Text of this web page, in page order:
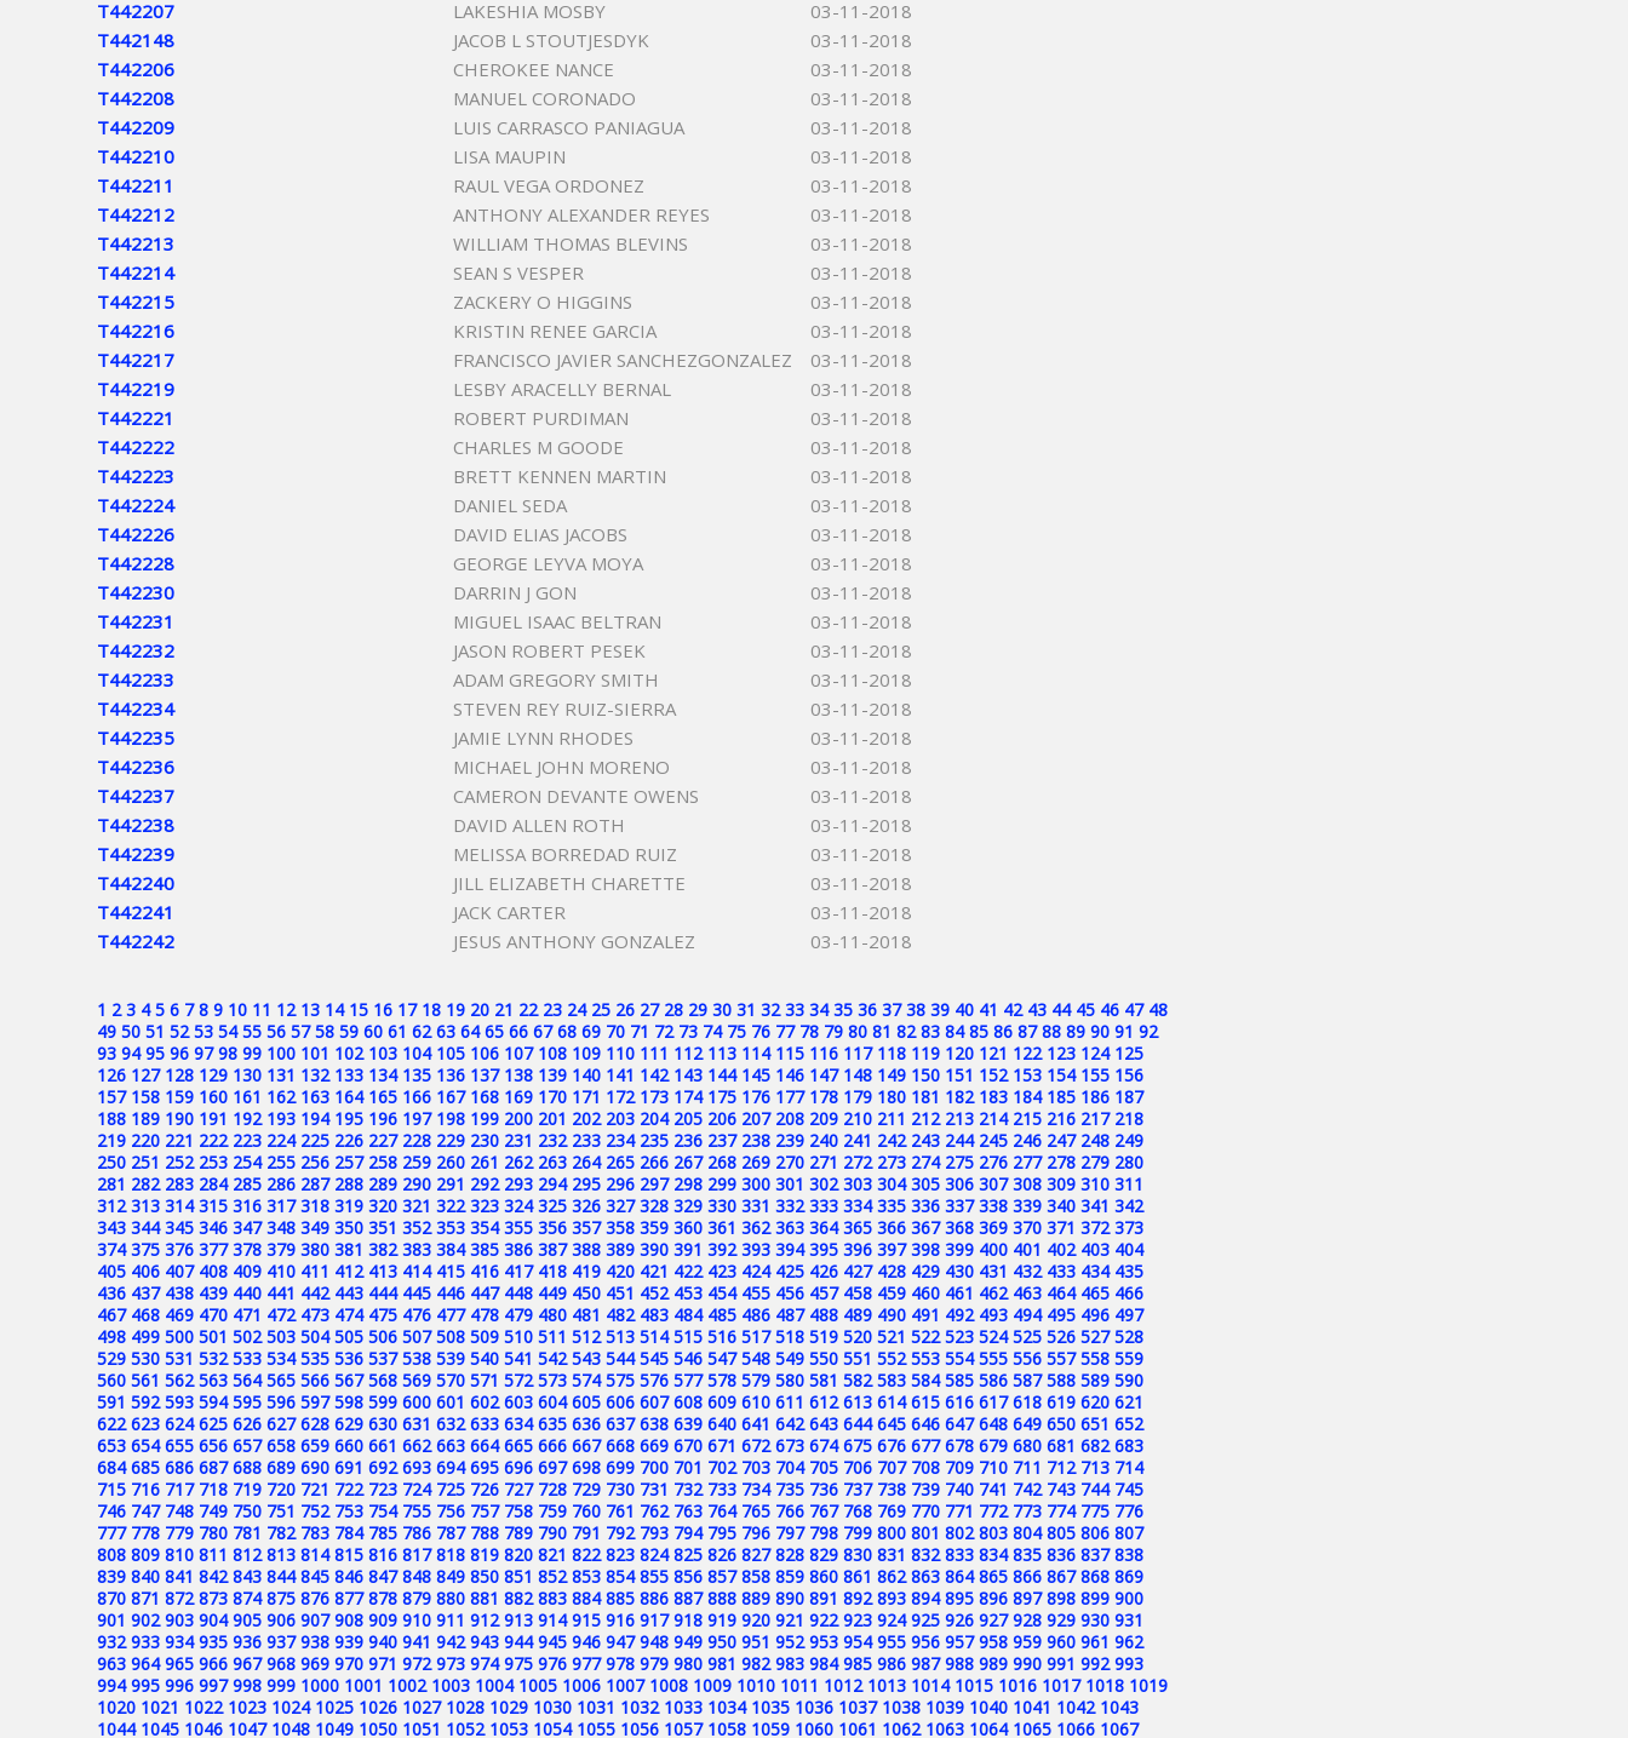
T442207
LAKESHIA MOSBY
03-11-2018
T442148
JACOB L STOUTJESDYK
03-11-2018
T442206
CHEROKEE NANCE
03-11-2018
T442208
MANUEL CORONADO
03-11-2018
T442209
LUIS CARRASCO PANIAGUA
03-11-2018
T442210
LISA MAUPIN
03-11-2018
T442211
RAUL VEGA ORDONEZ
03-11-2018
T442212
ANTHONY ALEXANDER REYES
03-11-2018
T442213
WILLIAM THOMAS BLEVINS
03-11-2018
T442214
SEAN S VESPER
03-11-2018
T442215
ZACKERY O HIGGINS
03-11-2018
T442216
KRISTIN RENEE GARCIA
03-11-2018
T442217
FRANCISCO JAVIER SANCHEZGONZALEZ
03-11-2018
T442219
LESBY ARACELLY BERNAL
03-11-2018
T442221
ROBERT PURDIMAN
03-11-2018
T442222
CHARLES M GOODE
03-11-2018
T442223
BRETT KENNEN MARTIN
03-11-2018
T442224
DANIEL SEDA
03-11-2018
T442226
DAVID ELIAS JACOBS
03-11-2018
T442228
GEORGE LEYVA MOYA
03-11-2018
T442230
DARRIN J GON
03-11-2018
T442231
MIGUEL ISAAC BELTRAN
03-11-2018
T442232
JASON ROBERT PESEK
03-11-2018
T442233
ADAM GREGORY SMITH
03-11-2018
T442234
STEVEN REY RUIZ-SIERRA
03-11-2018
T442235
JAMIE LYNN RHODES
03-11-2018
T442236
MICHAEL JOHN MORENO
03-11-2018
T442237
CAMERON DEVANTE OWENS
03-11-2018
T442238
DAVID ALLEN ROTH
03-11-2018
T442239
MELISSA BORREDAD RUIZ
03-11-2018
T442240
JILL ELIZABETH CHARETTE
03-11-2018
T442241
JACK CARTER
03-11-2018
T442242
JESUS ANTHONY GONZALEZ 03-11-2018
1 2 3 4 5 6 7 8 9 10 11 12 13 14 15 16 17 18 19 20 21 22 23 24 25 26 27 28 29 30 31 32 33 34 35 36 37 38 39 40 41 42 43 44 45 46 47 48
49 50 51 52 53 54 55 56 57 58 59 60 61 62 63 64 65 66 67 68 69 70 71 72 73 74 75 76 77 78 79 80 81 82 83 84 85 86 87 88 89 90 91 92
93 94 95 96 97 98 99 100 101 102 103 104 105 106 107 108 109 110 111 112 113 114 115 116 117 118 119 120 121 122 123 124 125
126 127 128 129 130 131 132 133 134 135 136 137 138 139 140 141 142 143 144 145 146 147 148 149 150 151 152 153 154 155 156
157 158 159 160 161 162 163 164 165 166 167 168 169 170 171 172 173 174 175 176 177 178 179 180 181 182 183 184 185 186 187
188 189 190 191 192 193 194 195 196 197 198 199 200 201 202 203 204 205 206 207 208 209 210 211 212 213 214 215 216 217 218
219 220 221 222 223 224 225 226 227 228 229 230 231 232 233 234 235 236 237 238 239 240 241 242 243 244 245 246 247 248 249
250 251 252 253 254 255 256 257 258 259 260 261 262 263 264 265 266 267 268 269 270 271 272 273 274 275 276 277 278 279 280
281 282 283 284 285 286 287 288 289 290 291 292 293 294 295 296 297 298 299 300 301 302 303 304 305 306 307 308 309 310 311
312 313 314 315 316 317 318 319 320 321 322 323 324 325 326 327 328 329 330 331 332 333 334 335 336 337 338 339 340 341 342
343 344 345 346 347 348 349 350 351 352 353 354 355 356 357 358 359 360 361 362 363 364 365 366 367 368 369 370 371 372 373
374 375 376 377 378 379 380 381 382 383 384 385 386 387 388 389 390 391 392 393 394 395 396 397 398 399 400 401 402 403 404
405 406 407 408 409 410 411 412 413 414 415 416 417 418 419 420 421 422 423 424 425 426 427 428 429 430 431 432 433 434 435
436 437 438 439 440 441 442 443 444 445 446 447 448 449 450 451 452 453 454 455 456 457 458 459 460 461 462 463 464 465 466
467 468 469 470 471 472 473 474 475 476 477 478 479 480 481 482 483 484 485 486 487 488 489 490 491 492 493 494 495 496 497
498 499 500 501 502 503 504 505 506 507 508 509 510 511 512 513 514 515 516 517 518 519 520 521 522 523 524 525 526 527 528
529 530 531 532 533 534 535 536 537 538 539 540 541 542 543 544 545 546 547 548 549 550 551 552 553 554 555 556 557 558 559
560 561 562 563 564 565 566 567 568 569 570 571 572 573 574 575 576 577 578 579 580 581 582 583 584 585 586 587 588 589 590
591 592 593 594 595 596 597 598 599 600 601 602 603 604 605 606 607 608 609 610 611 612 613 614 615 616 617 618 619 620 621
622 623 624 625 626 627 628 629 630 631 632 633 634 635 636 637 638 639 640 641 642 643 644 645 646 647 648 649 650 651 652
653 654 655 656 657 658 659 660 661 662 663 664 665 666 667 668 669 670 671 672 673 674 675 676 677 678 679 680 681 682 683
684 685 686 687 688 689 690 691 692 693 694 695 696 697 698 699 700 701 702 703 704 705 706 707 708 709 710 711 712 713 714
715 716 717 718 719 720 721 722 723 724 725 726 727 728 729 730 731 732 733 734 735 736 737 738 739 740 741 742 743 744 745
746 747 748 749 750 751 752 753 754 755 756 757 758 759 760 761 762 763 764 765 766 767 768 769 770 771 772 773 774 775 776
777 778 779 780 781 782 783 784 785 786 787 788 789 790 791 792 793 794 795 796 797 798 799 800 801 802 803 804 805 806 807
808 809 810 811 812 813 814 815 816 817 818 819 820 821 822 823 824 825 826 827 828 829 830 831 832 833 834 835 836 837 838
839 840 841 842 843 844 845 846 847 848 849 850 851 852 853 854 855 856 857 858 859 860 861 862 863 864 865 866 867 868 869
870 871 872 873 874 875 876 877 878 879 880 881 882 883 884 885 886 887 888 889 890 891 892 893 894 895 896 897 898 899 900
901 902 903 904 905 906 907 908 909 910 911 912 913 914 915 916 917 918 919 920 921 922 923 924 925 926 927 928 929 930 931
932 933 934 935 936 937 938 939 940 941 942 943 944 945 946 947 948 949 950 951 952 953 954 955 956 957 958 959 960 961 962
963 964 965 966 967 968 969 970 971 972 973 974 975 976 977 978 979 980 981 982 983 984 985 986 987 988 989 990 991 992 993
994 995 996 997 998 999 1000 1001 1002 1003 1004 1005 1006 1007 1008 1009 1010 1011 1012 1013 1014 1015 1016 1017 1018 1019
1020 1021 1022 1023 1024 1025 1026 1027 1028 1029 1030 1031 1032 1033 1034 1035 1036 1037 1038 1039 1040 1041 1042 1043
1044 1045 1046 1047 1048 1049 1050 1051 1052 1053 1054 1055 1056 1057 1058 1059 1060 1061 1062 1063 1064 1065 1066 1067